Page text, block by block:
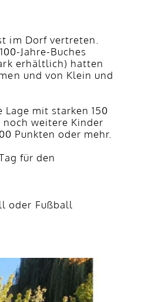
im Dorf vertreten.
Jahre-Buches
erhältlich) hatten
und von Klein und
mit starken 150
noch weitere Kinder
Punkten oder mehr.
für den
oder Fußball